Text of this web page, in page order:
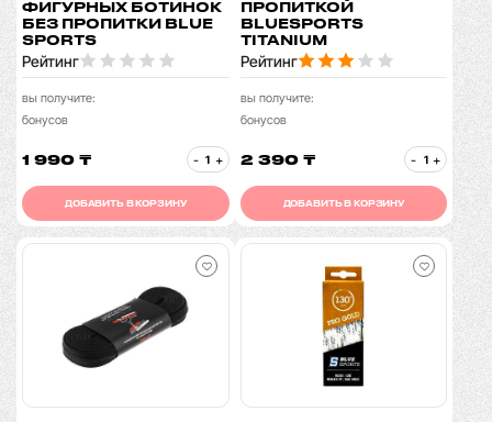
ФИГУРНЫХ БОТИНОК
БЕЗ ПРОПИТКИ BLUE
SPORTS
Рейтинг
вы получите:
бонусов
1 990 ₸ - +
ДОБАВИТЬ В КОРЗИНУ
ПРОПИТКОЙ
BLUESPORTS
TITANIUM
Рейтинг
вы получите:
бонусов
2 390 ₸ - +
ДОБАВИТЬ В КОРЗИНУ